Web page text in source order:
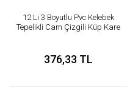
12 Li 3 Boyutlu Pvc Kelebek
Tepelikli Cam Çizgili Küp Kare
376,33 TL